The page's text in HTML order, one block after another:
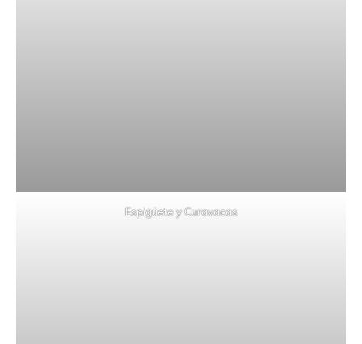
Espigüete y Curavacas